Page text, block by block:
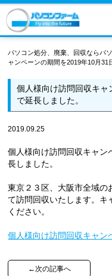
パソコン処分、廃棄、回収ならパ
ャンペーンの期間を2019年10月31
個人様向け訪問回収キャ
で延長しました。
2019.09.25
個人様向け訪問回収キャン
長しました。
東京２３区、大阪市全域の
て訪問回収いたします。キ
ください。
個人様向け訪問回収キャン
←次の記事へ